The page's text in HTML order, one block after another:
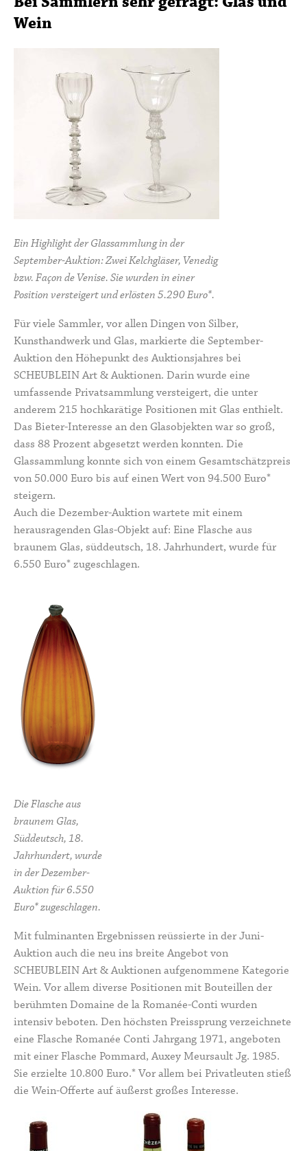
Wein
Ein Highlight der Glassammlung in der
September-Auktion: Zwei Kelchgläser, Venedig
bzw. Façon de Venise. Sie wurden in einer
Position versteigert und erlösten 5.290 Euro*.
Für viele Sammler, vor allen Dingen von Silber,
Kunsthandwerk und Glas, markierte die September-
Auktion den Höhepunkt des Auktionsjahres bei
SCHEUBLEIN Art & Auktionen. Darin wurde eine
umfassende Privatsammlung versteigert, die unter
anderem 215 hochkarätige Positionen mit Glas enthielt.
Das Bieter-Interesse an den Glasobjekten war so groß,
dass 88 Prozent abgesetzt werden konnten. Die
Glassammlung konnte sich von einem Gesamtschätzpreis
von 50.000 Euro bis auf einen Wert von 94.500 Euro*
steigern.
Auch die Dezember-Auktion wartete mit einem
herausragenden Glas-Objekt auf: Eine Flasche aus
braunem Glas, süddeutsch, 18. Jahrhundert, wurde für
6.550 Euro* zugeschlagen.
Die Flasche aus
braunem Glas,
Süddeutsch, 18.
Jahrhundert, wurde
in der Dezember-
Auktion für 6.550
Euro* zugeschlagen.
Mit fulminanten Ergebnissen reüssierte in der Juni-
Auktion auch die neu ins breite Angebot von
SCHEUBLEIN Art & Auktionen aufgenommene Kategorie
Wein. Vor allem diverse Positionen mit Bouteillen der
berühmtenDomaine de la Romanée-Contiwurden
intensiv beboten. Den höchsten Preissprung verzeichnete
eine Flasche Romanée Conti Jahrgang 1971, angeboten
mit einer Flasche Pommard, Auxey Meursault Jg. 1985.
Sie erzielte 10.800 Euro.* Vor allem bei Privatleuten stieß
die Wein-Offerte auf äußerst großes Interesse.